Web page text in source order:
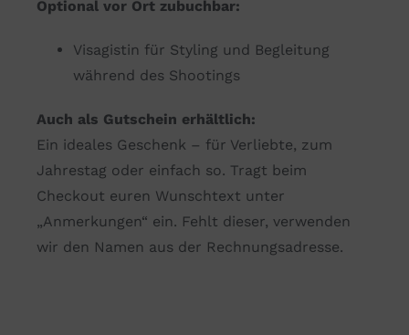
Optional vor Ort zubuchbar:
Visagistin für Styling und Begleitung
während des Shootings
Auch als Gutschein erhältlich:
Ein ideales Geschenk – für Verliebte, zum
Jahrestag oder einfach so. Tragt beim
Checkout euren Wunschtext unter
„Anmerkungen“ ein. Fehlt dieser, verwenden
wir den Namen aus der Rechnungsadresse.